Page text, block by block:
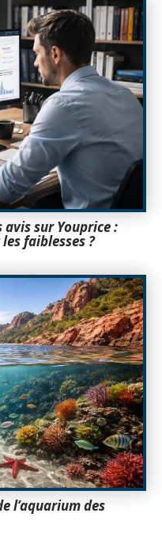
sur Youprice :
faiblesses ?
l’aquarium des